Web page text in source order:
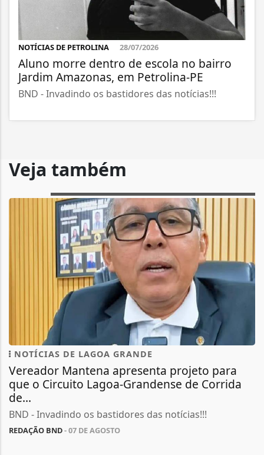
NOTÍCIAS DE PETROLINA 28/07/2026
Aluno morre dentro de escola no bairro
Jardim Amazonas, em Petrolina-PE
BND - Invadindo os bastidores das notícias!!!
Veja também
NOTÍCIAS DE LAGOA GRANDE
Vereador Mantena apresenta projeto para
que o Circuito Lagoa-Grandense de Corrida
de...
BND - Invadindo os bastidores das notícias!!!
REDAÇÃO BND- 07 DE AGOSTO